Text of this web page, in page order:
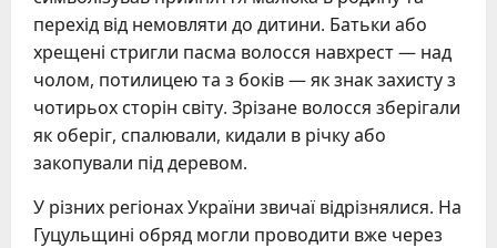
перехід від немовляти до дитини. Батьки або
хрещені стригли пасма волосся навхрест — над
чолом, потилицею та з боків — як знак захисту з
чотирьох сторін світу. Зрізане волосся зберігали
як оберіг, спалювали, кидали в річку або
закопували під деревом.
У різних регіонах України звичаї відрізнялися. На
Гуцульщині обряд могли проводити вже через